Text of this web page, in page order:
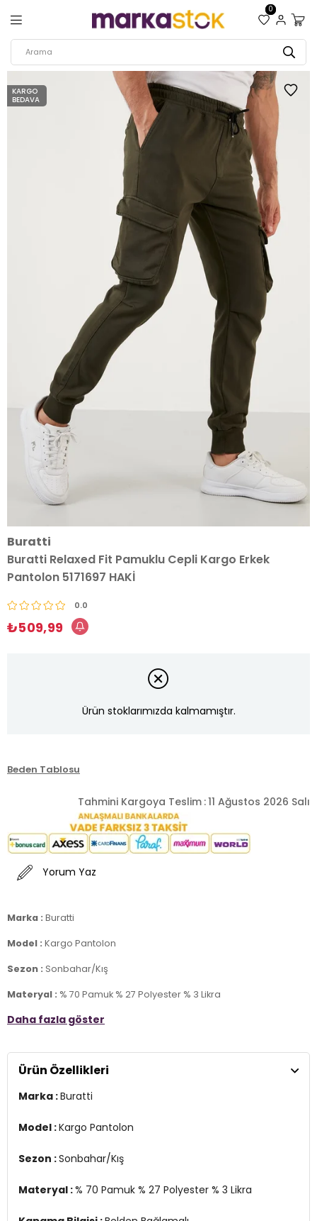
0
KARGO
BEDAVA
Buratti
Buratti Relaxed Fit Pamuklu Cepli Kargo Erkek
Pantolon 5171697 HAKİ
0.0
₺509,99
Ürün stoklarımızda kalmamıştır.
Beden Tablosu
Tahmini Kargoya Teslim :11 Ağustos 2026 Salı
Yorum Yaz
Marka : Buratti
Model : Kargo Pantolon
Sezon : Sonbahar/Kış
Materyal : % 70 Pamuk % 27 Polyester % 3 Likra
Kapama Bilgisi :Belden Bağlamalı
Kalıp Bilgisi :Relaxed Fit
Manken Ölçüsü :Kilo : 79 kg / Boy : 1.89 cm / Göğüs : 103 cm / Bel :
YERLİ ÜRETİM
Daha fazla göster
Ürün Özellikleri
Marka :Buratti
Model :Kargo Pantolon
Sezon :Sonbahar/Kış
Materyal :% 70 Pamuk % 27 Polyester % 3 Likra